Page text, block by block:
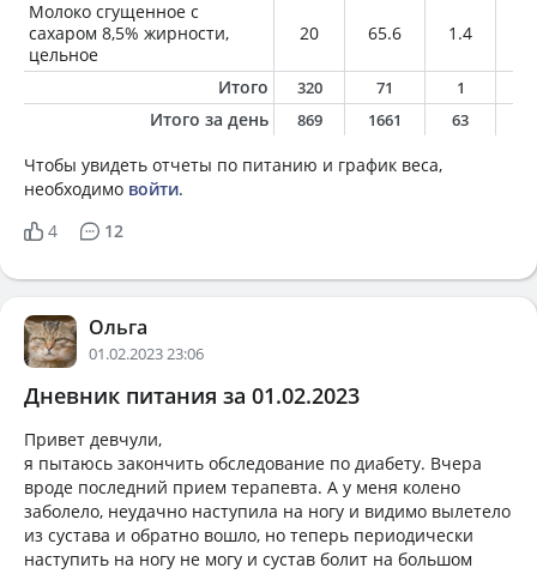
Молоко сгущенное с
сахаром 8,5% жирности,
цельное
20 65.6 1.4
Итого 320 71 1
Итого за день 869 1661 63
Чтобы увидеть отчеты по питанию и график веса,
необходимо войти.
4
12
Ольга
01.02.2023 23:06
Дневник питания за 01.02.2023
Привет девчули,
я пытаюсь закончить обследование по диабету. Вчера
вроде последний прием терапевта. А у меня колено
заболело, неудачно наступила на ногу и видимо вылетело
из сустава и обратно вошло, но теперь периодически
наступить на ногу не могу и сустав болит на большом